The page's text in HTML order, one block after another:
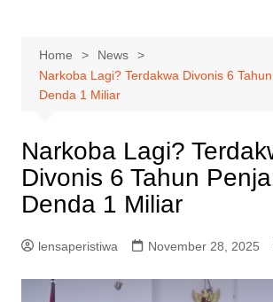
Home
News
Narkoba Lagi? Terdakwa Divonis 6 Tahun
Denda 1 Miliar
Narkoba Lagi?
Divonis 6 Tahun
Denda 1 Miliar
lensaperistiwa November 28, 2025